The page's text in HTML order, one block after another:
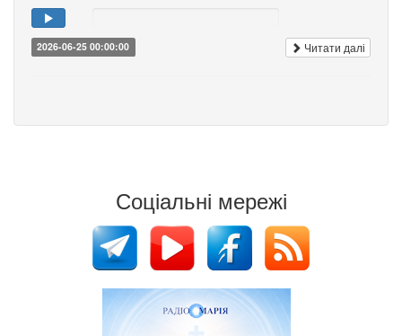
2026-06-25 00:00:00 Читати далі
Соціальні мережі